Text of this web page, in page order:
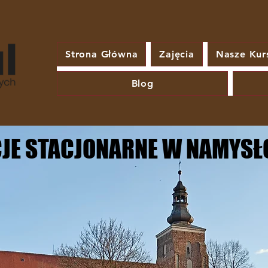
Strona Główna Zajęcia Nasze
Blog
STACJONARNE W
STACJONARNE W